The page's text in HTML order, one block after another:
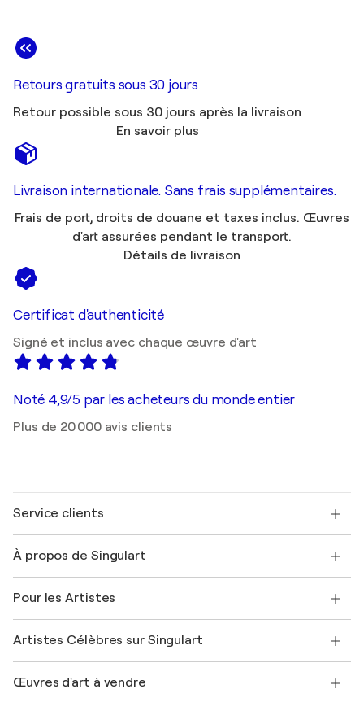
Retours gratuits sous 30 jours
Retour possible sous 30 jours après la livraison
En savoir plus
Livraison internationale. Sans frais supplémentaires.
Frais de port, droits de douane et taxes inclus. Œuvres
d'art assurées pendant le transport.
Détails de livraison
Certificat d'authenticité
Signé et inclus avec chaque œuvre d'art
Noté 4,9/5 par les acheteurs du monde entier
Plus de 20 000 avis clients
Service clients
Expédition
Offrir une carte cadeau
Rejoignez notre programme commercial
Mon compte
+33 1 76 44 06 42
À propos de Singulart
FAQ
Magazine Singulart
Emplois
Découvrez une sélection d'art original
Pour les Artistes
Se connecter en tant qu'Artiste
Artistes Célèbres sur Singulart
Marc Chagall
Œuvres d'art à vendre